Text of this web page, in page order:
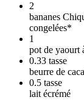
2
bananes
congelées*
1
pot de yaourt
0.33 tasse
beurre de
0.5 tasse
lait écrémé